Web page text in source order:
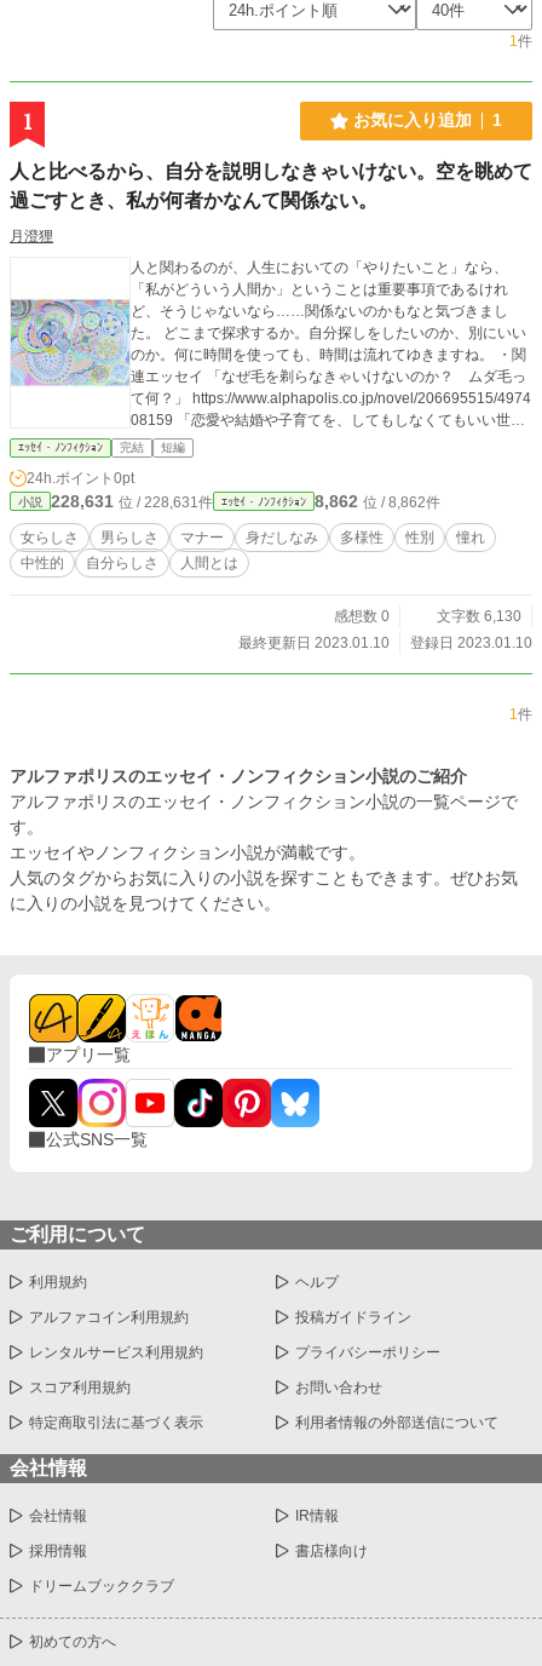
1件
1 お気に入り追加 1
人と比べるから、自分を説明しなきゃいけない。空を眺めて
過ごすとき、私が何者かなんて関係ない。
月澄狸
人と関わるのが、人生においての「やりたいこと」なら、
「私がどういう人間か」ということは重要事項であるけれ
ど、そうじゃないなら……関係ないのかもなと気づきまし
た。 どこまで探求するか。自分探しをしたいのか、別にいい
のか。何に時間を使っても、時間は流れてゆきますね。 ・関
連エッセイ 「なぜ毛を剃らなきゃいけないのか？ ムダ毛っ
て何？」 https://www.alphapolis.co.jp/novel/206695515/4974
08159 「恋愛や結婚や子育てを、してもしなくてもいい世界
になってほしい。」 https://www.alphapolis.co.jp/novel/20669
5515/291408547 「びゅーてぃふるわーるど」 https://www.al
phapolis.co.jp/novel/206695515/626700809 「アセクシュア
ルでもアロマンティックでもないかもしれないけれど、言葉
に救われた話」 https://note.com/mamimujina/n/n126a13d748
8d 「ヴィーガンじゃないけどアンチナタリズムという言葉を
知った」 https://note.com/mamimujina/n/ne942a9d7fe19
ｴｯｾｲ・ﾉﾝﾌｨｸｼｮﾝ 完結 短編
24h.ポイント 0pt
小説 228,631 位 / 228,631件 ｴｯｾｲ・ﾉﾝﾌｨｸｼｮﾝ 8,862 位 / 8,862件
女らしさ 男らしさ マナー 身だしなみ 多様性 性別
憧れ
中性的
自分らしさ 人間とは
感想数 0
文字数 6,130
最終更新日 2023.01.10
登録日 2023.01.10
1件
アルファポリスのエッセイ・ノンフィクション小説のご紹介
アルファポリスのエッセイ・ノンフィクション小説の一覧ページで
す。
エッセイやノンフィクション小説が満載です。
人気のタグからお気に入りの小説を探すこともできます。ぜひお気
に入りの小説を見つけてください。
アプリ一覧
公式SNS一覧
ご利用について
利用規約 ヘルプ
アルファコイン利用規約 投稿ガイドライン
レンタルサービス利用規約 プライバシーポリシー
スコア利用規約 お問い合わせ
特定商取引法に基づく表示 利用者情報の外部送信について
会社情報
会社情報 IR情報
採用情報 書店様向け
ドリームブッククラブ
初めての方へ